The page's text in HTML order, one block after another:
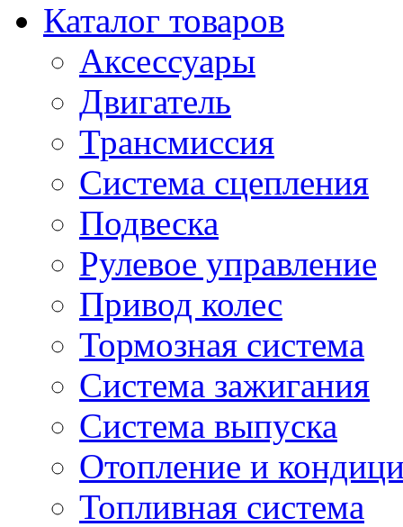
Каталог товаров
Аксессуары
Двигатель
Трансмиссия
Система сцепления
Подвеска
Рулевое управление
Привод колес
Тормозная система
Система зажигания
Система выпуска
Отопление и
Топливная система